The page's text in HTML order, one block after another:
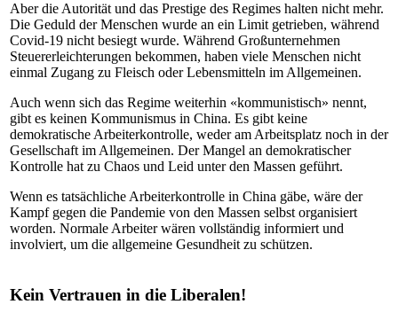
Aber die Autorität und das Prestige des Regimes halten nicht mehr.
Die Geduld der Menschen wurde an ein Limit getrieben, während
Covid-19 nicht besiegt wurde. Während Großunternehmen
Steuererleichterungen bekommen, haben viele Menschen nicht
einmal Zugang zu Fleisch oder Lebensmitteln im Allgemeinen.
Auch wenn sich das Regime weiterhin «kommunistisch» nennt,
gibt es keinen Kommunismus in China. Es gibt keine
demokratische Arbeiterkontrolle, weder am Arbeitsplatz noch in der
Gesellschaft im Allgemeinen. Der Mangel an demokratischer
Kontrolle hat zu Chaos und Leid unter den Massen geführt.
Wenn es tatsächliche Arbeiterkontrolle in China gäbe, wäre der
Kampf gegen die Pandemie von den Massen selbst organisiert
worden. Normale Arbeiter wären vollständig informiert und
involviert, um die allgemeine Gesundheit zu schützen.
Kein Vertrauen in die Liberalen!